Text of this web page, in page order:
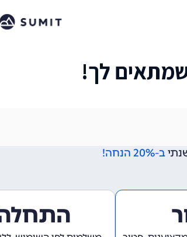
לך!